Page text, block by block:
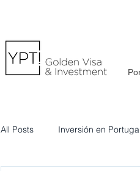
All Posts Inversión en Portugal